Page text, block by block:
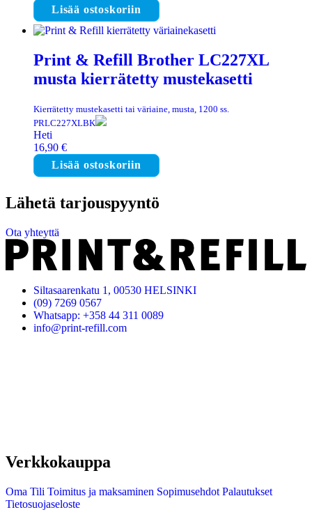
Lisää ostoskoriin
Print & Refill Brother LC227XL
musta kierrätetty mustekasetti
Kierrätetty mustekasetti tai väriaine, musta, 1200 ss.
PRLC227XLBK
Heti
16,90 €
Lisää ostoskoriin
Lähetä tarjouspyyntö
Ota yhteyttä
Siltasaarenkatu 1, 00530 HELSINKI
(09) 7269 0567
Whatsapp: +358 44 311 0089
info@print-refill.com
Verkkokauppa
Oma Tili Toimitus ja maksaminen Sopimusehdot Palautukset
Tietosuojaseloste